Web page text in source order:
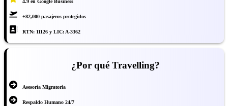
+82,000 pasajeros protegidos
RTN: 11126 y LIC: A-3362
¿Por qué Travelling?
Asesoría Migratoria
Respaldo Humano 24/7